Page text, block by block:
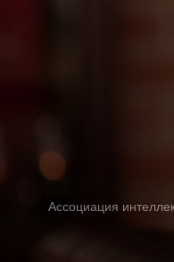
Ассоциация